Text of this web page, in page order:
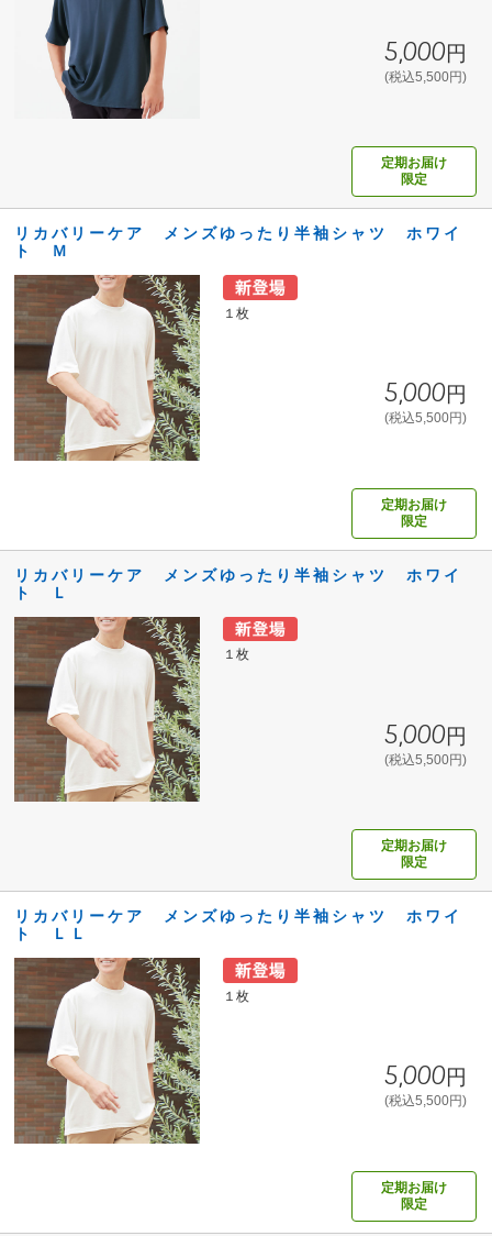
5,000円
(税込5,500円)
定期お届け
限定
リカバリーケア メンズゆったり半袖シャツ ホワイ
ト Ｍ
１枚
5,000円
(税込5,500円)
定期お届け
限定
リカバリーケア メンズゆったり半袖シャツ ホワイ
ト Ｌ
１枚
5,000円
(税込5,500円)
定期お届け
限定
リカバリーケア メンズゆったり半袖シャツ ホワイ
ト ＬＬ
１枚
5,000円
(税込5,500円)
定期お届け
限定